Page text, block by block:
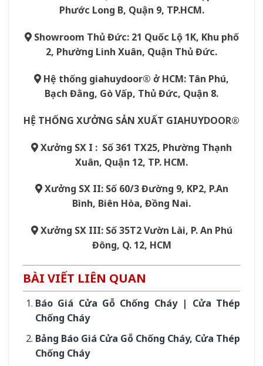
Phước Long B, Quận 9, TP.HCM.
Showroom Thủ Đức: 21 Quốc Lộ 1K, Khu phố
2, Phường Linh Xuân, Quận Thủ Đức.
Hệ thống giahuydoor® ở HCM: Tân Phú,
Bạch Đằng, Gò Vấp, Thủ Đức, Quận 8.
HỆ THỐNG XƯỞNG SẢN XUẤT GIAHUYDOOR®
Xưởng SX I : Số 361 TX25, Phường Thạnh
Xuân, Quận 12, TP. HCM.
Xưởng SX II: Số 60/3 Đường 9, KP2, P.An
Bình, Biên Hòa, Đồng Nai.
Xưởng SX III: Số 35T2 Vườn Lài, P. An Phú
Đông, Q. 12, HCM
BÀI VIẾT LIÊN QUAN
Báo Giá Cửa Gỗ Chống Cháy | Cửa Thép
Chống Cháy
Bảng Báo Giá Cửa Gỗ Chống Cháy, Cửa Thép
Chống Cháy